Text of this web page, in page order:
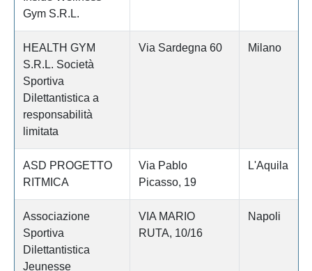
Gym S.R.L.
HEALTH GYM
S.R.L. Società
Sportiva
Dilettantistica a
responsabilità
limitata
Via Sardegna 60 Milano
ASD PROGETTO
RITMICA
Via Pablo
Picasso, 19
L'Aquila
Associazione
Sportiva
Dilettantistica
Jeunesse
VIA MARIO
RUTA, 10/16
Napoli